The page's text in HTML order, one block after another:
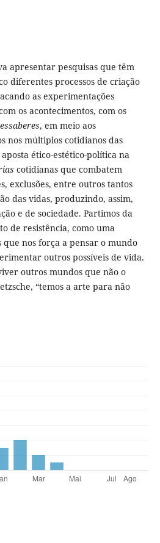
apresentar pesquisas que têm
diferentes processos de criação
as experimentações
os acontecimentos, com os
, em meio aos
nos múltiplos cotidianos das
ético-estético-política na
cotidianas que combatem
exclusões, entre outros tantos
das vidas, produzindo, assim,
e de sociedade. Partimos da
de resistência, como uma
que nos força a pensar o mundo
outros possíveis de vida.
outros mundos que não o
“temos a arte para não